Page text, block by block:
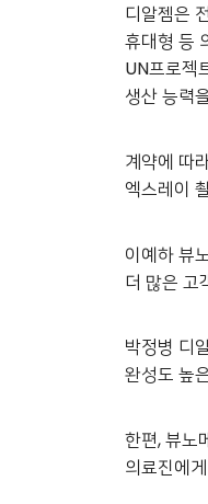
디알젬은
휴대형 등
UN프로젝
생산 능력
계약에 따
엑스레이
이예하 뷰
더 많은 고
박정병 디
완성도 높
한편, 뷰노
의료진에